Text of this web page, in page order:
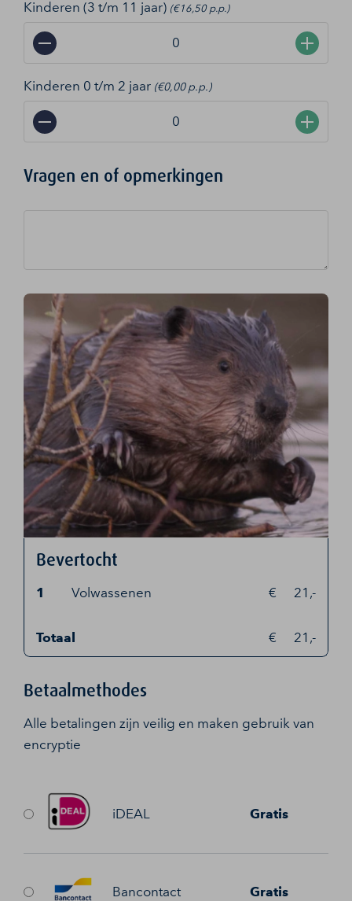
Kinderen (3 t/m 11 jaar) (€16,50 p.p.)
− +
Kinderen 0 t/m 2 jaar (€0,00 p.p.)
− +
Vragen en of opmerkingen
Bevertocht
1 Volwassenen 21,-
Totaal 21,-
Betaalmethodes
Alle betalingen zijn veilig en maken gebruik van
encryptie
iDEAL Gratis
Bancontact Gratis